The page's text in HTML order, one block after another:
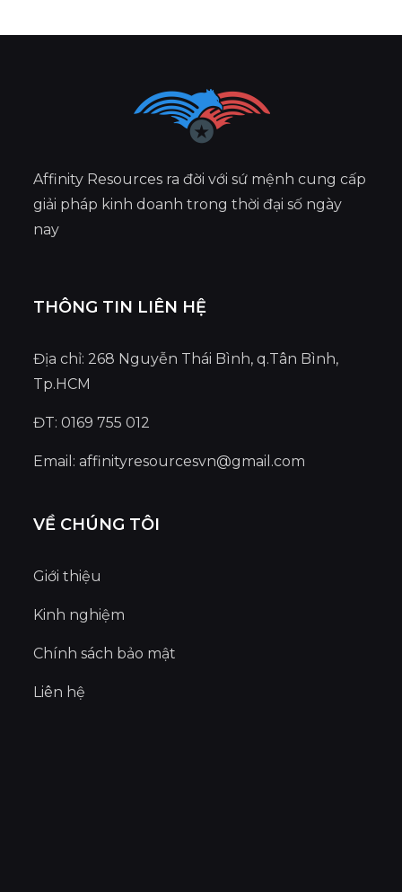
Affinity Resources ra đời với sứ mệnh cung cấp
giải pháp kinh doanh trong thời đại số ngày
nay
THÔNG TIN LIÊN HỆ
Địa chỉ: 268 Nguyễn Thái Bình, q.Tân Bình,
Tp.HCM
ĐT: 0169 755 012
Email:affinityresourcesvn@gmail.com
VỀ CHÚNG TÔI
Giới thiệu
Kinh nghiệm
Chính sách bảo mật
Liên hệ